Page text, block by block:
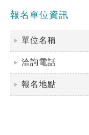
報名單位資訊
單位名稱
洽詢電話
報名地點